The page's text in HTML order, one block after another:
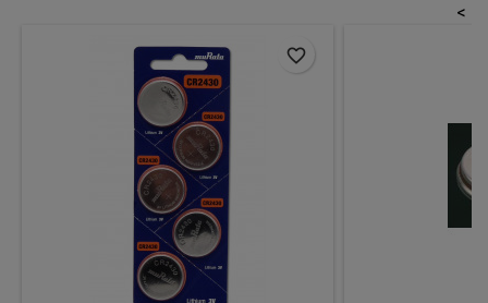
<
favorite_border